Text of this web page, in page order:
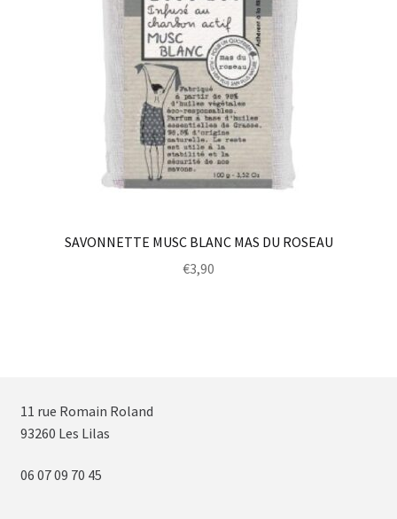
SAVONNETTE MUSC BLANC MAS DU ROSEAU
€3,90
11 rue Romain Roland
93260 Les Lilas
06 07 09 70 45